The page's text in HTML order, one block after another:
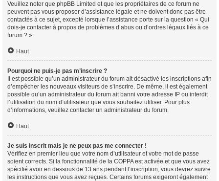
Veuillez noter que phpBB Limited et que les propriétaires de ce forum ne
peuvent pas vous proposer d’assistance légale et ne doivent donc pas être
contactés à ce sujet, excepté lorsque l’assistance porte sur la question « Qui
dois-je contacter à propos de problèmes d’abus ou d’ordres légaux liés à ce
forum ? ».
Haut
Pourquoi ne puis-je pas m’inscrire ?
Il est possible qu’un administrateur du forum ait désactivé les inscriptions afin
d’empêcher les nouveaux visiteurs de s’inscrire. De même, il est également
possible qu’un administrateur du forum ait banni votre adresse IP ou interdit
l’utilisation du nom d’utilisateur que vous souhaitez utiliser. Pour plus
d’informations, veuillez contacter un administrateur du forum.
Haut
Je suis inscrit mais je ne peux pas me connecter !
Vérifiez en premier lieu que votre nom d’utilisateur et votre mot de passe
soient corrects. Si la fonctionnalité de la COPPA est activée et que vous avez
spécifié avoir en dessous de 13 ans pendant l’inscription, vous devrez suivre
les instructions que vous avez reçues. Certains forums exigeront également